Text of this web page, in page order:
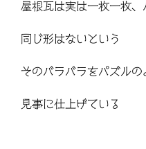
屋根瓦は実は一枚一枚、
同じ形はないという
そのバラバラをパズル
見事に仕上げている